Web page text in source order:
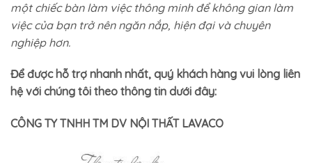
một chiếc bàn làm việc thông minh để không gian làm
việc của bạn trở nên ngăn nắp, hiện đại và chuyên
nghiệp hơn.
Để được hỗ trợ nhanh nhất, quý khách hàng vui lòng liên
hệ với chúng tôi theo thông tin dưới đây:
CÔNG TY TNHH TM DV NỘI THẤT LAVACO